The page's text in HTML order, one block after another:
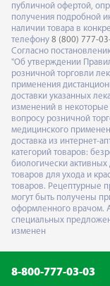
публичной офертой,
получения подробной
наличии товара в
телефону 8 (800) 777-
Согласно
"Об утверждении
розничной торговли
применения
доставки указанных
изменений в
вопросу розничной
медицинского
доставка из интернет-
категорий товаров:
биологически
товаров для ухода и
товаров. Рецептурные
могут быть получены
оформленного врачом.
специальных
изменен
8-800-777-03-03